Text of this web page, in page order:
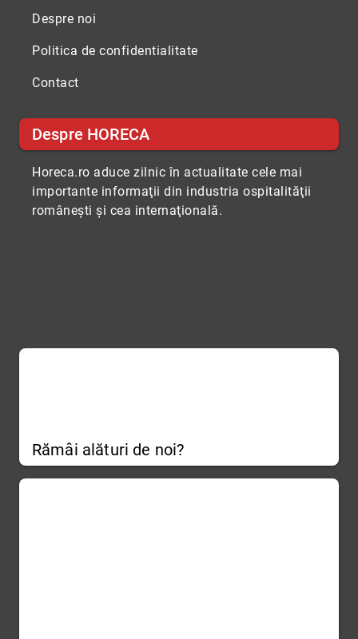
Despre noi
Politica de confidentialitate
Contact
Despre HORECA
Horeca.ro aduce zilnic în actualitate cele mai
importante informaţii din industria ospitalităţii
româneşti şi cea internaţională.
Rămâi alături de noi?